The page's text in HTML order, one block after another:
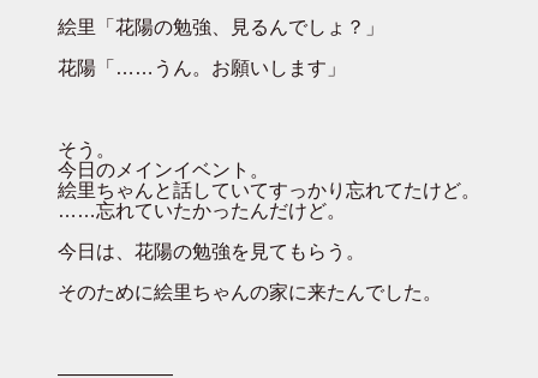
絵里「花陽の勉強、見るんでしょ？」
花陽「……うん。お願いします」
そう。
今日のメインイベント。
絵里ちゃんと話していてすっかり忘れてたけど。
……忘れていたかったんだけど。
今日は、花陽の勉強を見てもらう。
そのために絵里ちゃんの家に来たんでした。
――――――